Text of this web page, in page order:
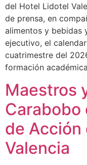
del Hotel Lidotel
de prensa, en
alimentos y bebidas
ejecutivo, el
cuatrimestre del
formación
Maestros
Carabobo
de Acción
Valencia